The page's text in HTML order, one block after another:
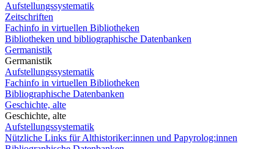
Aufstellungssystematik
Zeitschriften
Fachinfo in virtuellen Bibliotheken
Bibliotheken und bibliographische Datenbanken
Germanistik
Germanistik
Aufstellungssystematik
Fachinfo in virtuellen Bibliotheken
Bibliographische Datenbanken
Geschichte, alte
Geschichte, alte
Aufstellungssystematik
Nützliche Links für Althistoriker:innen und Papyrolog:innen